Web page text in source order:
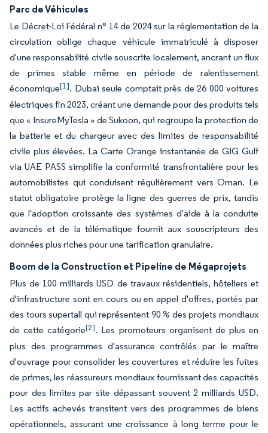
Parc de Véhicules
Le Décret-Loi Fédéral n° 14 de 2024 sur la réglementation de la
circulation oblige chaque véhicule immatriculé à disposer
d'une responsabilité civile souscrite localement, ancrant un flux
de primes stable même en période de ralentissement
économique[1]. Dubaï seule comptait près de 26 000 voitures
électriques fin 2023, créant une demande pour des produits tels
que « InsureMyTesla » de Sukoon, qui regroupe la protection de
la batterie et du chargeur avec des limites de responsabilité
civile plus élevées. La Carte Orange instantanée de GIG Gulf
via UAE PASS simplifie la conformité transfrontalière pour les
automobilistes qui conduisent régulièrement vers Oman. Le
statut obligatoire protège la ligne des guerres de prix, tandis
que l'adoption croissante des systèmes d'aide à la conduite
avancés et de la télématique fournit aux souscripteurs des
données plus riches pour une tarification granulaire.
Boom de la Construction et Pipeline de Mégaprojets
Plus de 100 milliards USD de travaux résidentiels, hôteliers et
d'infrastructure sont en cours ou en appel d'offres, portés par
des tours supertall qui représentent 90 % des projets mondiaux
de cette catégorie[2]. Les promoteurs organisent de plus en
plus des programmes d'assurance contrôlés par le maître
d'ouvrage pour consolider les couvertures et réduire les fuites
de primes, les réassureurs mondiaux fournissant des capacités
pour des limites par site dépassant souvent 2 milliards USD.
Les actifs achevés transitent vers des programmes de biens
opérationnels, assurant une croissance à long terme pour le